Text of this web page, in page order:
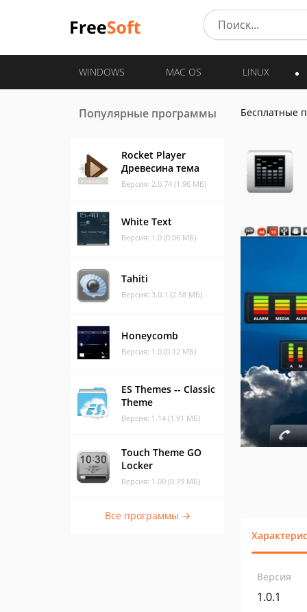
WINDOWS MAC OS LINUX
Популярные программы
Rocket Player
Древесина тема
Версия: 2.0.74 (1.96 МБ)
White Text
Версия: 1.0 (0.06 МБ)
Tahiti
Версия: 3.0.1 (2.58 МБ)
Honeycomb
Версия: 1.0 (0.12 МБ)
ES Themes -- Classic
Theme
Версия: 1.14 (1.91 МБ)
Touch Theme GO
Locker
Версия: 1.00 (0.79 МБ)
Все программы →
Бесплатные
Версия
1.0.1